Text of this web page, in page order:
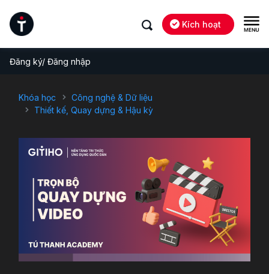
Kích hoạt
Đăng ký/ Đăng nhập
Khóa học
Công nghệ & Dữ liệu
Thiết kế, Quay dựng & Hậu kỳ